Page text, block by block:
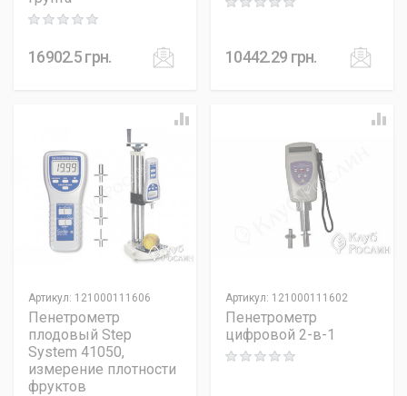
Rating: 0 out of 5
16902.5грн.
Rating: 0 out of 5
10442.29 грн.
Артикул: 121000111606
Пенетрометр
плодовый Step
System 41050,
измерение плотности
фруктов
Артикул: 121000111602
Пенетрометр
цифровой 2-в-1
Rating: 0 out of 5